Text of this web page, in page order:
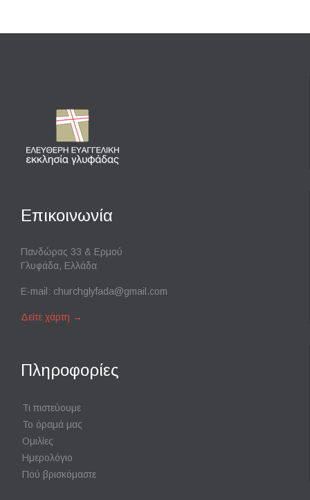
Επικοινωνία
Πανδώρας 33 & Ερμού
Γλυφάδα, Ελλάδα
E-mail: churchglyfada@gmail.com
Δείτε χάρτη →
Πληροφορίες
Τι πιστεύουμε
Το όραμά μας
Ομιλίες
Ημερολόγιο
Πού βρισκόμαστε